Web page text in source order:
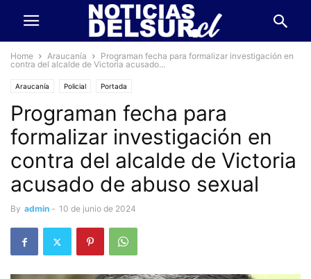
Home Araucanía
Programan fecha para formalizar investigación en
contra del alcalde de Victoria acusado...
Araucanía Policial Portada
Programan fecha para
formalizar investigación en
contra del alcalde de Victoria
acusado de abuso sexual
By admin - 10 de junio de 2024